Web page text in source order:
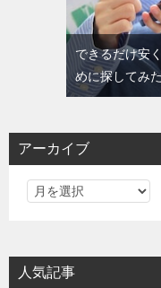
できるだけ安
めに探してみた
アーカイブ
ア
イ
ブ
人気記事